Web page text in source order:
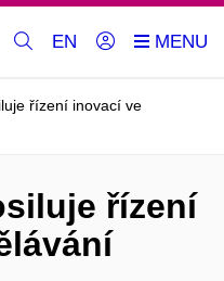
EN
řízení inovací ve
řízení